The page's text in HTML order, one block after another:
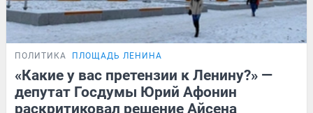
ПОЛИТИКА ПЛОЩАДЬ ЛЕНИНА
«Какие у вас претензии к Ленину?» —
депутат Госдумы Юрий Афонин
раскритиковал решение Айсена